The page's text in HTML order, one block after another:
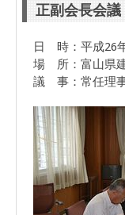
正副会長会議
日 時：平成26
場 所：富山県
議 事：常任理